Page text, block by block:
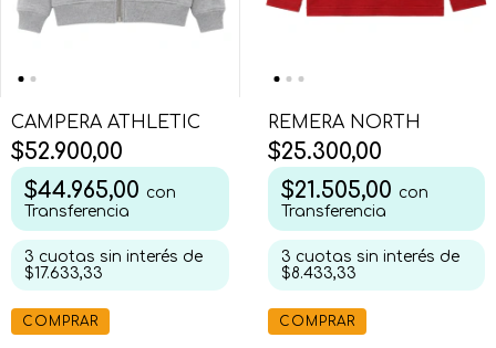
CAMPERA ATHLETIC
$52.900,00
$44.965,00 con
Transferencia
3 cuotas sin interés de
$17.633,33
COMPRAR
REMERA NORTH
$25.300,00
$21.505,00 con
Transferencia
3 cuotas sin interés de
$8.433,33
COMPRAR